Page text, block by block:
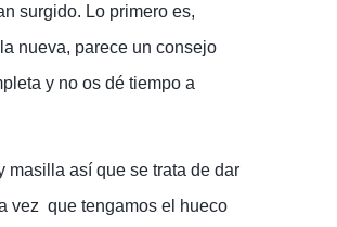
surgido. Lo primero es,
nueva, parece un consejo
y no os dé tiempo a
masilla así que se trata de dar
vez que tengamos el hueco